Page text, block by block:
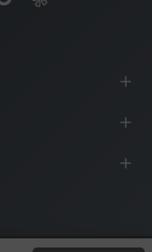
Energia Háza